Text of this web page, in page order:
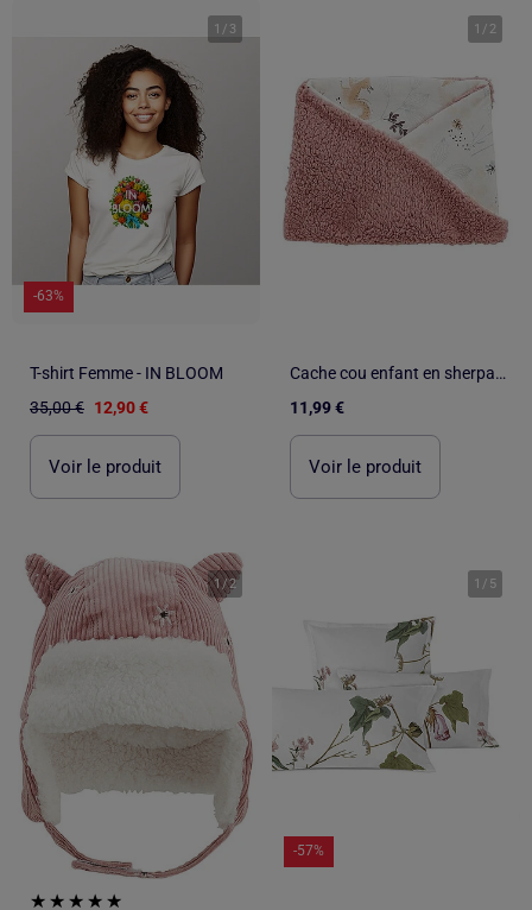
1 / 3
-63%
T-shirt Femme - IN BLOOM
35,00 € 12,90 €
Voir le produit
1 / 2
Cache cou enfant en sherpa Bloom
11,99 €
Voir le produit
1/2 1 / 5
-57%